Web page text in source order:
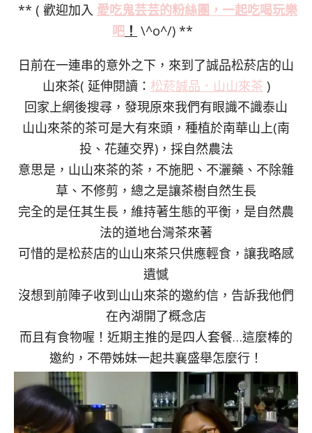
** ( 歡迎加入 愛吃鬼芸芸的粉絲團，一起吃喝玩樂
吧 ！ \^o^/) **
日前在一連串的意外之下，來到了誠品松菸店的山
山來茶( 延伸閱讀： 松菸誠品．山山來茶 )
回家上網後搜尋，發現原來我們有眼識不識泰山
山山來茶的茶可是大有來頭，種植於南華山上(南
投、花蓮交界)，採自然農法
意思是，山山來茶的茶，不施肥、不灑藥、不除雜
草、不修剪，總之是讓茶樹自然生長
完全的是任其生長，維持著生態的平衡，是自然農
法的道地台灣茶來著
可惜的是松菸店的山山來茶只供應輕食，讓我略感
遺憾
沒想到前陣子收到山山來茶的邀約信，告訴我他們
在內湖開了概念店
而且有食物喔！近期主推的是四人套餐…這麼棒的
邀約，不帶姊妹一起共襄盛舉怎麼行！